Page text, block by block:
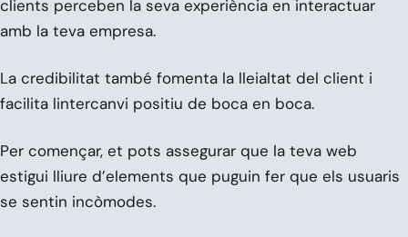
clients perceben la seva experiència en interactuar
amb la teva empresa.
La credibilitat també fomenta la lleialtat del client i
facilita lintercanvi positiu de boca en boca.
Per començar, et pots assegurar que la teva web
estigui lliure d’elements que puguin fer que els usuaris
se sentin incòmodes.